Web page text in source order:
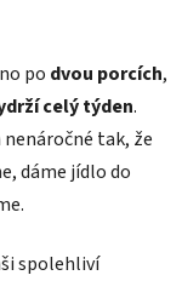
po dvou porcích,
celý týden.
tak, že
dáme jídlo do
spolehliví